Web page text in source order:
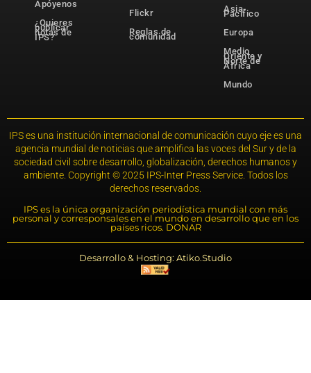
Apóyenos
¿Quieres
publicar
notas de
IPS?
Flickr
Reglas de
comunidad
Asia-
Pacífico
Europa
Medio
Oriente y
Norte de
África
Mundo
IPS es una institución internacional de comunicación cuyo eje es una
agencia mundial de noticias que amplifica las voces del Sur y de la
sociedad civil sobre desarrollo, globalización, derechos humanos y
ambiente. Copyright © 2025 IPS-Inter Press Service. Todos los
derechos reservados.
IPS es la única organización periodística mundial con más
personal y corresponsales en el mundo en desarrollo que en los
países ricos. DONAR
Desarrollo & Hosting: Atiko.Studio